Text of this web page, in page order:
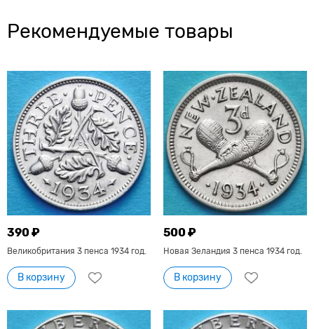
Рекомендуемые товары
390 ₽
Великобритания 3 пенса 1934 год.
В корзину
500 ₽
Новая Зеландия 3 пенса 1934 год.
В корзину